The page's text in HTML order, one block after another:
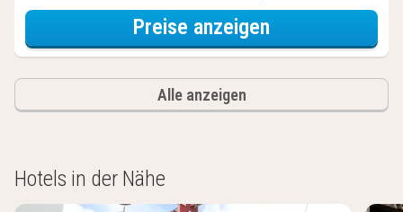
Preise anzeigen
Alle anzeigen
Hotels in der Nähe